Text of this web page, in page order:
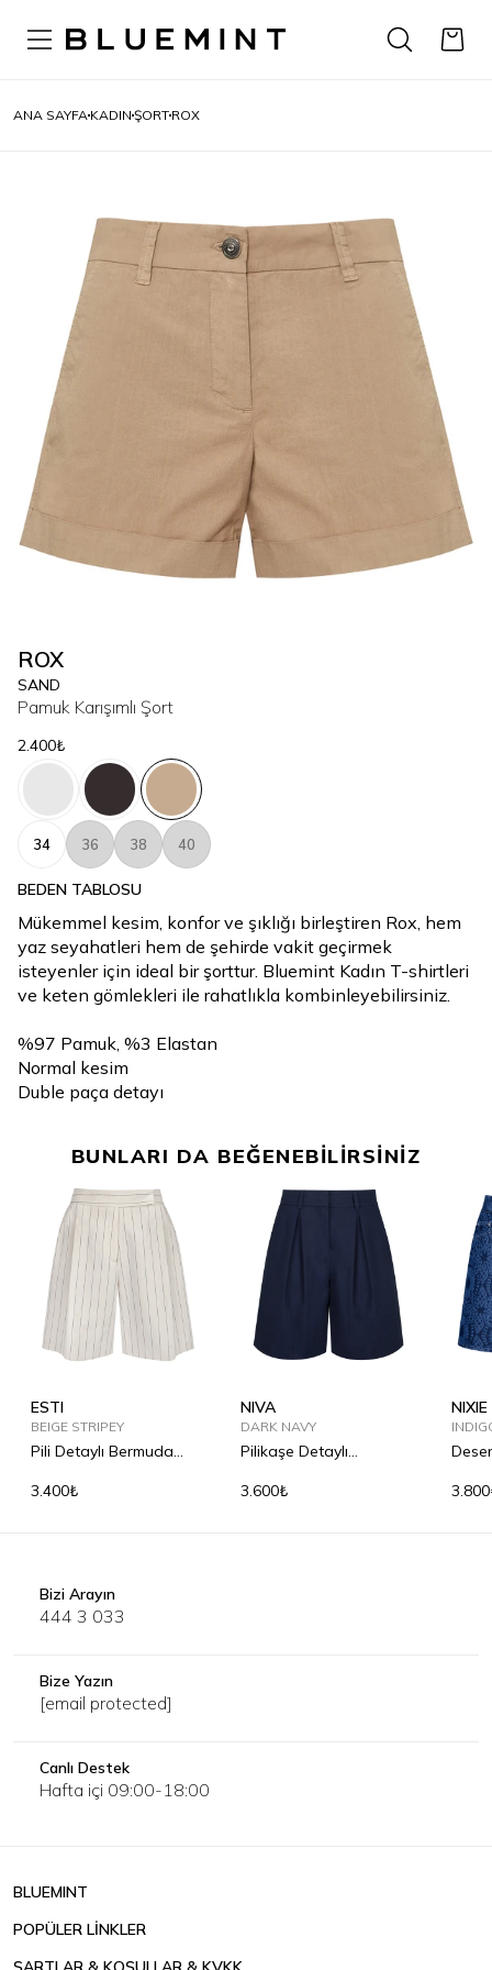
ANA SAYFA KADIN ŞORT ROX
ROX
SAND
Pamuk Karışımlı Şort
2.400₺
34 36 38 40
BEDEN TABLOSU
Mükemmel kesim, konfor ve şıklığı birleştiren Rox, hem
yaz seyahatleri hem de şehirde vakit geçirmek
isteyenler için ideal bir şorttur. Bluemint Kadın T-shirtleri
ve keten gömlekleri ile rahatlıkla kombinleyebilirsiniz.
%97 Pamuk, %3 Elastan
Normal kesim
Duble paça detayı
BUNLARI DA BEĞENEBİLİRSİNİZ
ESTI
BEIGE STRIPEY
Pili Detaylı Bermuda
3.400₺
NIVA
DARK NAVY
Pilikaşe Detaylı
3.600₺
NIXIE
Bizi Arayın
444 3 033
Bize Yazın
[email protected]
Canlı Destek
Hafta içi 09:00-18:00
BLUEMINT
POPÜLER LİNKLER